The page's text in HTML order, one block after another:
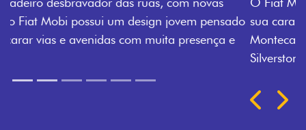
sua cara. Escolha entre o Preto Vulcano, Vermelho
Montecarlo, Branco Banchisa, Prata Bari e Cinza